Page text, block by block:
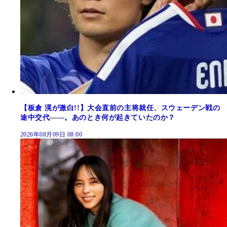
【板倉 滉が激白!!】大会直前の主将就任、スウェーデン戦の
途中交代――。あのとき何が起きていたのか？
2026年08月09日 08:00